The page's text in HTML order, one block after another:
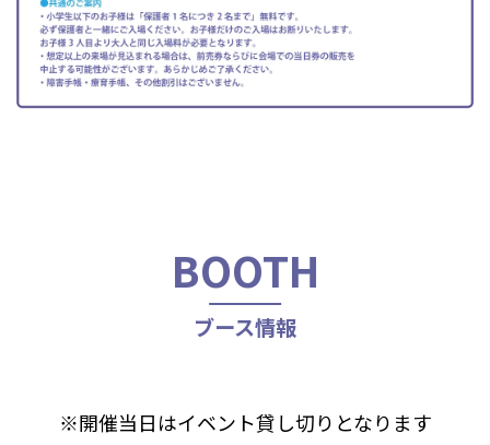
BOOTH
ブース情報
※開催当日はイベント貸し切りとなります